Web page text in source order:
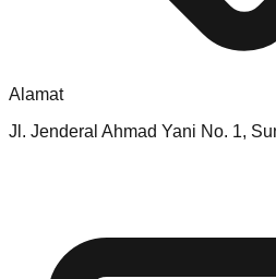
Alamat
Jl. Jenderal Ahmad Yani No. 1,